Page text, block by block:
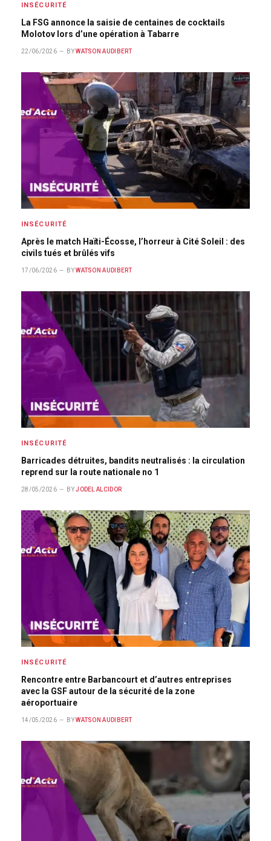
INSÉCURITÉ
La FSG annonce la saisie de centaines de cocktails
Molotov lors d’une opération à Tabarre
22/06/2026 BY WATSON AUDIBERT
INSÉCURITÉ
Après le match Haïti-Écosse, l’horreur à Cité Soleil : des
civils tués et brûlés vifs
17/06/2026 BY WATSON AUDIBERT
INSÉCURITÉ
Barricades détruites, bandits neutralisés : la circulation
reprend sur la route nationale no 1
28/05/2026 BY JODEL ALCIDOR
INSÉCURITÉ
Rencontre entre Barbancourt et d’autres entreprises
avec la GSF autour de la sécurité de la zone
aéroportuaire
14/05/2026 BY WATSON AUDIBERT